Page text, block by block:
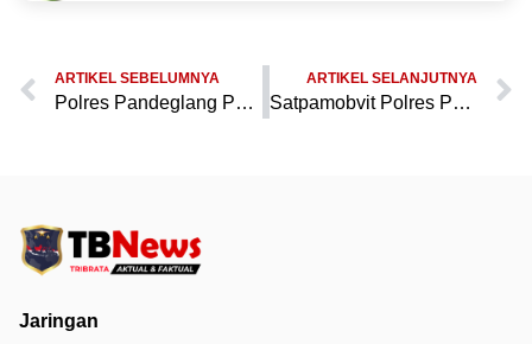
ARTIKEL SEBELUMNYA
Polres Pandeglang Perketat Pengamanan Selama Pemberangkatan Jemaah Haji di Pendopo Pandeglang
ARTIKEL SELANJUTNYA
Satpamobvit Polres Pandeglang Gelar Pengamanan Ibadah Kenaikan Isa Al-Masih di Karang Tanjung
Jaringan